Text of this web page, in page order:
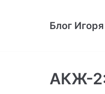
Блог
АКЖ-